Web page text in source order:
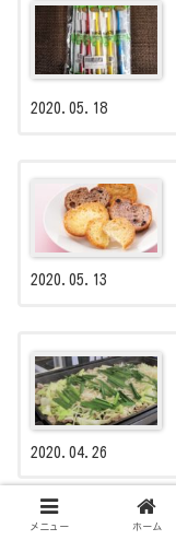
2020.05.18
2020.05.13
2020.04.26
メニュー ホーム